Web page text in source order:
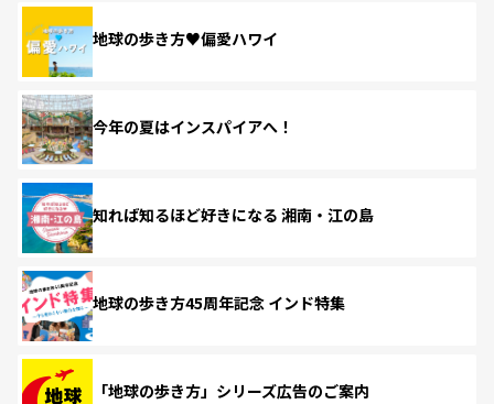
地球の歩き方♥偏愛ハワイ
今年の夏はインスパイアへ！
知れば知るほど好きになる 湘南・江の島
地球の歩き方45周年記念 インド特集
「地球の歩き方」シリーズ広告のご案内